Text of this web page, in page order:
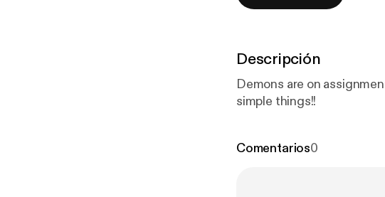
Descripción
Demons are on
simple things!!
Comentarios0